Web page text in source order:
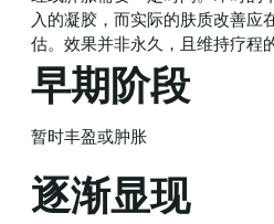
入的凝胶，而实际的肤质改善应
估。效果并非永久，且维持疗程
早期阶段
暂时丰盈或肿胀
逐渐显现